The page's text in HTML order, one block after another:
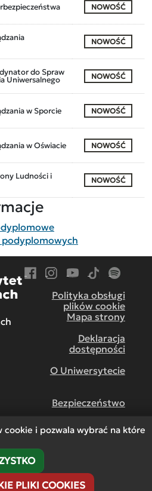
cookie i pozwala wybrać na które
PLIKI COOKIES
NOWOŚĆ
NOWOŚĆ
do Spraw
Uniwersalnego NOWOŚĆ
w Sporcie NOWOŚĆ
w Oświacie NOWOŚĆ
Ludności i NOWOŚĆ
Polityka obsługi
plików cookie
Mapa strony
Deklaracja
dostępności
O Uniwersytecie
Bezpieczeństwo